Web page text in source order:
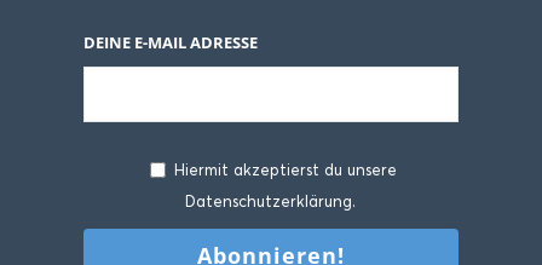
DEINE E-MAIL ADRESSE
Hiermit akzeptierst du unsere
Datenschutzerklärung.